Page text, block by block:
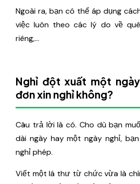
Ngoài ra, bạn có thể áp dụng
việc luôn theo các lý do về
riêng,...
Nghỉ đột xuất một
đơn xin nghỉ không?
Câu trả lời là có. Cho dù bạn
dài ngày hay một ngày nghỉ,
nghỉ phép.
Viết một lá thư từ chức vừa là